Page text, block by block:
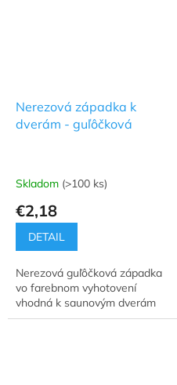
Nerezová západka k
dverám - guľôčková
Priemerné
produktu
5,0
5
hviezdičiek.
Skladom (>100 ks)
€2,18
DETAIL
Nerezová guľôčková západka
vo farebnom vyhotovení
vhodná k saunovým dverám